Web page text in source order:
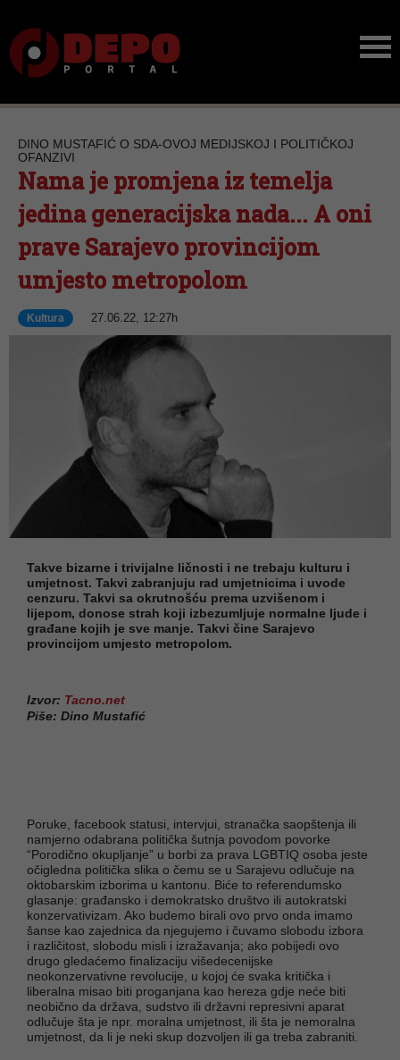
DINO MUSTAFIĆ O SDA-OVOJ MEDIJSKOJ I POLITIČKOJ
OFANZIVI
Nama je promjena iz temelja
jedina generacijska nada... A oni
prave Sarajevo provincijom
umjesto metropolom
Kultura 27.06.22, 12:27h
Takve bizarne i trivijalne ličnosti i ne trebaju kulturu i
umjetnost. Takvi zabranjuju rad umjetnicima i uvode
cenzuru. Takvi sa okrutnošću prema uzvišenom i
lijepom, donose strah koji izbezumljuje normalne ljude i
građane kojih je sve manje. Takvi čine Sarajevo
provincijom umjesto metropolom.
Izvor: Tacno.net
Piše: Dino Mustafić
Poruke, facebook statusi, intervjui, stranačka saopštenja ili
namjerno odabrana politička šutnja povodom povorke
“Porodično okupljanje” u borbi za prava LGBTIQ osoba jeste
očigledna politička slika o čemu se u Sarajevu odlučuje na
oktobarskim izborima u kantonu. Biće to referendumsko
glasanje: građansko i demokratsko društvo ili autokratski
konzervativizam. Ako budemo birali ovo prvo onda imamo
šanse kao zajednica da njegujemo i čuvamo slobodu izbora
i različitost, slobodu misli i izražavanja; ako pobijedi ovo
drugo gledaćemo finalizaciju višedecenijske
neokonzervativne revolucije, u kojoj će svaka kritička i
liberalna misao biti proganjana kao hereza gdje neće biti
neobično da država, sudstvo ili državni represivni aparat
odlučuje šta je npr. moralna umjetnost, ili šta je nemoralna
umjetnost, da li je neki skup dozvoljen ili ga treba zabraniti.